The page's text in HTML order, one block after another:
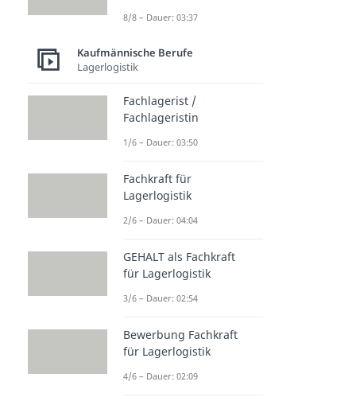
8/8 – Dauer: 03:37
Kaufmännische Berufe
Lagerlogistik
Fachlagerist /
Fachlageristin
1/6 – Dauer: 03:50
Fachkraft für
Lagerlogistik
2/6 – Dauer: 04:04
GEHALT als Fachkraft
für Lagerlogistik
3/6 – Dauer: 02:54
Bewerbung Fachkraft
für Lagerlogistik
4/6 – Dauer: 02:09